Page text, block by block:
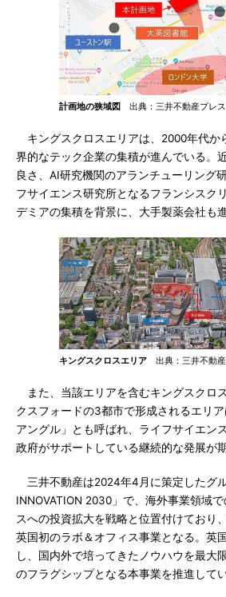
計画地の狭域図 出典：三井不動産プレ
キングスクロスエリアは、2000年代か
界的なテック企業の集積が進んでいる。
良さ、AI研究機関のアランチューリング
フサイエンス研究所となるフランシスク
デミアの集積を背景に、大手製薬会社も
キングスクロスエリア 出典：三井不動
また、当該エリアを含むキングスクロ
クスフォードの3都市で形成されるエリ
アングル」とも呼ばれ、ライフサイエン
政府がサポートしている継続的な発展が
三井不動産は2024年4月に策定したグ
INNOVATION 2030」で、海外事業領域
スへの投資拡大を戦略と位置付けており
英国初のラボ＆オフィス事業となる。英
し、国内外で培ってきたノウハウを最大
のフラグシップとなる本事業を推進してい